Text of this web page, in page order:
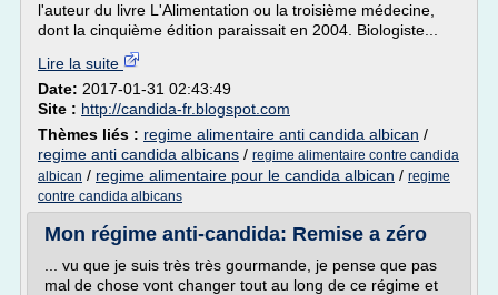
l'auteur du livre L'Alimentation ou la troisième médecine,
dont la cinquième édition paraissait en 2004. Biologiste...
Lire la suite
Date: 2017-01-31 02:43:49
Site : http://candida-fr.blogspot.com
Thèmes liés : regime alimentaire anti candida albican /
regime anti candida albicans / regime alimentaire contre candida
albican / regime alimentaire pour le candida albican / regime
contre candida albicans
Mon régime anti-candida: Remise a zéro
... vu que je suis très très gourmande, je pense que pas
mal de chose vont changer tout au long de ce régime et